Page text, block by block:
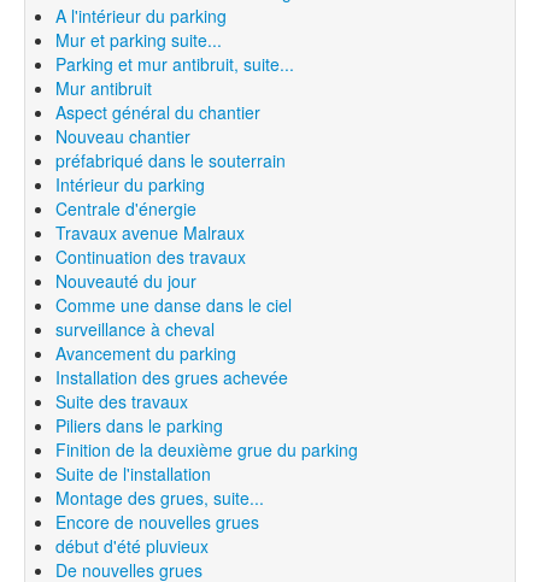
A l'intérieur du parking
Mur et parking suite...
Parking et mur antibruit, suite...
Mur antibruit
Aspect général du chantier
Nouveau chantier
préfabriqué dans le souterrain
Intérieur du parking
Centrale d'énergie
Travaux avenue Malraux
Continuation des travaux
Nouveauté du jour
Comme une danse dans le ciel
surveillance à cheval
Avancement du parking
Installation des grues achevée
Suite des travaux
Piliers dans le parking
Finition de la deuxième grue du parking
Suite de l'installation
Montage des grues, suite...
Encore de nouvelles grues
début d'été pluvieux
De nouvelles grues